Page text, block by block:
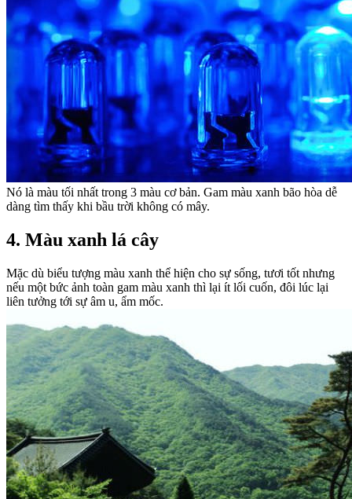
Nó là màu tối nhất trong 3 màu cơ bản. Gam màu xanh bão hòa dễ
dàng tìm thấy khi bầu trời không có mây.
4. Màu xanh lá cây
Mặc dù biểu tượng màu xanh thể hiện cho sự sống, tươi tốt nhưng
nếu một bức ảnh toàn gam màu xanh thì lại ít lối cuốn, đôi lúc lại
liên tưởng tới sự âm u, ẩm mốc.